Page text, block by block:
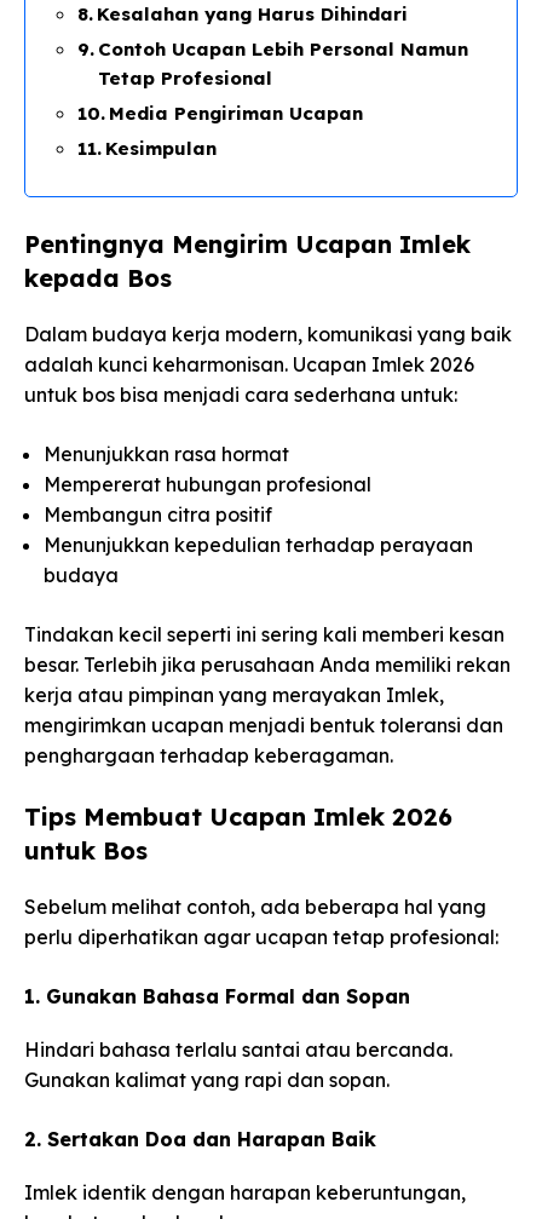
Kesalahan yang Harus Dihindari
Contoh Ucapan Lebih Personal Namun
Tetap Profesional
Media Pengiriman Ucapan
Kesimpulan
Pentingnya Mengirim Ucapan Imlek
kepada Bos
Dalam budaya kerja modern, komunikasi yang baik
adalah kunci keharmonisan. Ucapan Imlek 2026
untuk bos bisa menjadi cara sederhana untuk:
Menunjukkan rasa hormat
Mempererat hubungan profesional
Membangun citra positif
Menunjukkan kepedulian terhadap perayaan
budaya
Tindakan kecil seperti ini sering kali memberi kesan
besar. Terlebih jika perusahaan Anda memiliki rekan
kerja atau pimpinan yang merayakan Imlek,
mengirimkan ucapan menjadi bentuk toleransi dan
penghargaan terhadap keberagaman.
Tips Membuat Ucapan Imlek 2026
untuk Bos
Sebelum melihat contoh, ada beberapa hal yang
perlu diperhatikan agar ucapan tetap profesional:
1. Gunakan Bahasa Formal dan Sopan
Hindari bahasa terlalu santai atau bercanda.
Gunakan kalimat yang rapi dan sopan.
2. Sertakan Doa dan Harapan Baik
Imlek identik dengan harapan keberuntungan,